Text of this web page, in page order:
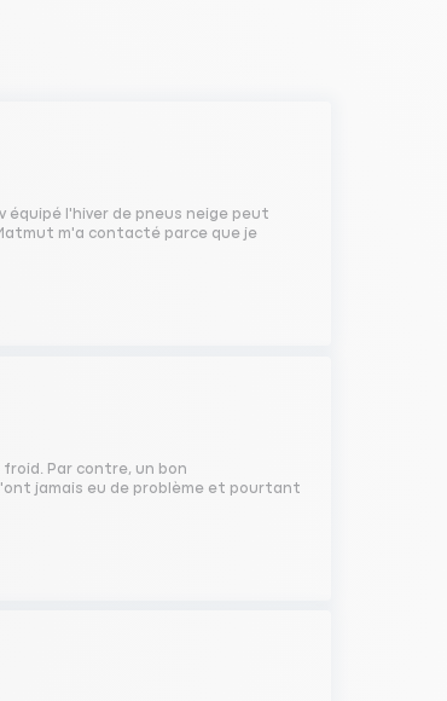
équipé l'hiver de pneus neige peut
m'a contacté parce que je
Par contre, un bon
jamais eu de problème et pourtant